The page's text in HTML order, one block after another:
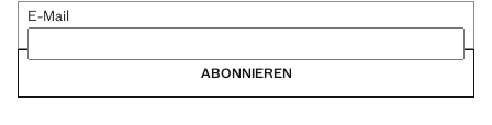
E-Mail
ABONNIEREN